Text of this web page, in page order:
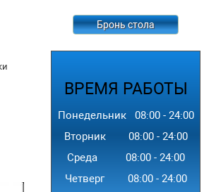
Бронь стола
ВРЕМЯ РАБОТЫ
Понедельник 08:00 - 24:00
Вторник
08:00 -24:00
Среда
08:00 -24:00
Четверг
08:00 - 24:00